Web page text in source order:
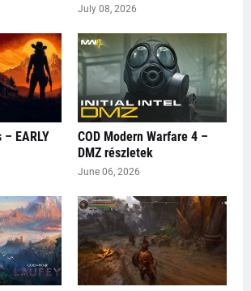
July 08, 2026
EARLY
COD Modern Warfare 4 –
DMZ részletek
June 06, 2026